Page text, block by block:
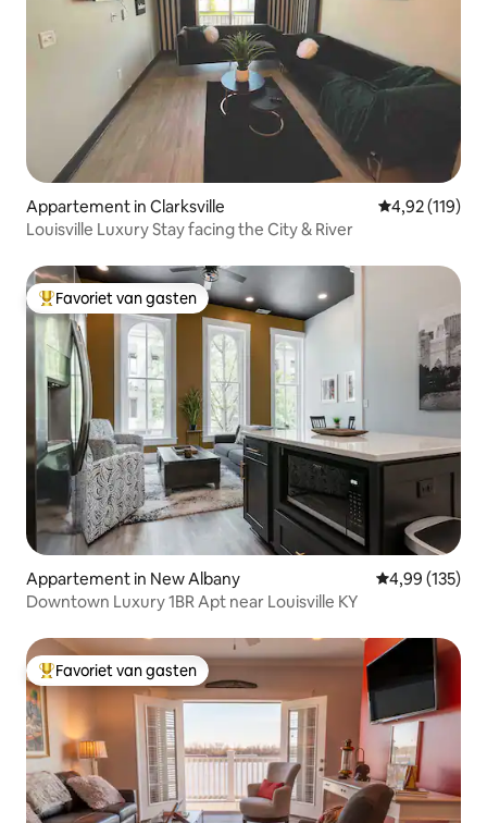
Appartement in Clarksville Gemiddelde
4,92 (119)
Louisville Luxury Stay facing the City & River
Topfavoriet van gasten
Favoriet van gasten
Appartement in New Albany Gemiddelde
4,99 (135)
Downtown Luxury 1BR Apt near Louisville KY
Topfavoriet van gasten
Favoriet van gasten